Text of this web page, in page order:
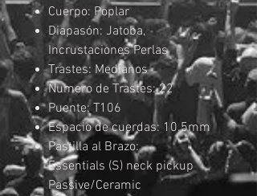
Cuerpo: Poplar
Diapasón: Jatoba,
Incrustaciones Perlas
Trastes: Medianos
Numero de Trastes: 22
Puente: T106
Espacio de cuerdas: 10.5mm
Pastilla al Brazo:
Essentials (S) neck pickup
Passive/Ceramic